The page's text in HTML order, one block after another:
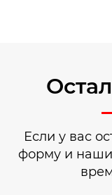
Если у вас
форму и